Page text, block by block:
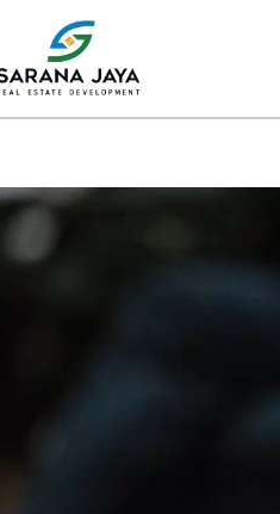
TENTANG KAMI